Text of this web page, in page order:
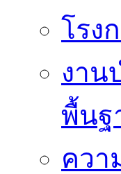
โรง
งาน
พื้นฐ
ควา